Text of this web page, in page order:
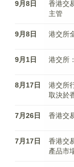
9月8日
香港交
主管
9月8日 港交所
9月1日 港交所
8月17日
港交所
取決於
7月26日 香港交
7月17日
香港交
產品市